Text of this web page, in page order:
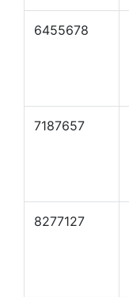
6455678
7187657
8277127